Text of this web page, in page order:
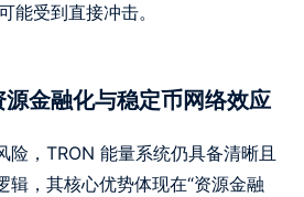
能受到直接冲击。
金融化与稳定币网络效应
险，TRON 能量系统仍具备清晰且
辑，其核心优势体现在“资源金融